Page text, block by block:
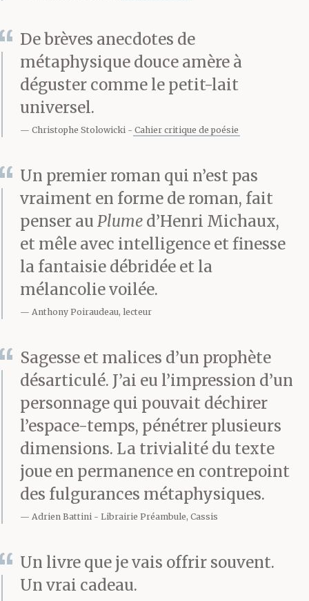
De brèves anecdotes de
métaphysique douce amère à
déguster comme le petit-lait
universel.
Christophe Stolowicki Cahier critique de poésie
Un premier roman qui n’est pas
vraiment en forme de roman, fait
penser au Plume d’Henri Michaux,
et mêle avec intelligence et finesse
la fantaisie débridée et la
mélancolie voilée.
Anthony Poiraudeau, lecteur
Sagesse et malices d’un prophète
désarticulé. J’ai eu l’impression d’un
personnage qui pouvait déchirer
l’espace-temps, pénétrer plusieurs
dimensions. La trivialité du texte
joue en permanence en contrepoint
des fulgurances métaphysiques.
Adrien Battini Librairie Préambule, Cassis
Un livre que je vais offrir souvent.
Un vrai cadeau.